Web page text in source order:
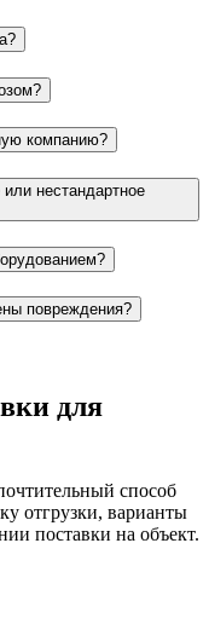
компанию?
или нестандартное
повреждения?
для
способ
отгрузки, варианты
поставки на объект.